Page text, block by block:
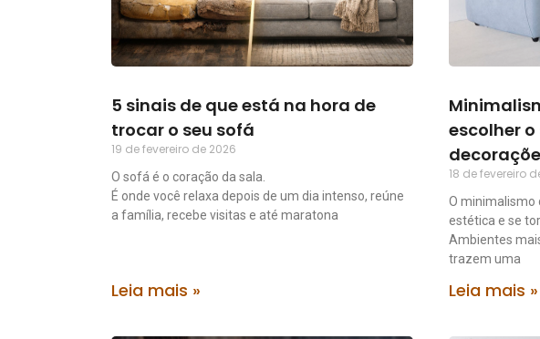
5 sinais de que está na hora de
trocar o seu sofá
19 de fevereiro de 2026
O sofá é o coração da sala.
É onde você relaxa depois de um dia intenso, reúne
a família, recebe visitas e até maratona
Leia mais »
escolher
18 de fevereiro
O minimalismo
estética e se
Ambientes
trazem uma
Leia mais »